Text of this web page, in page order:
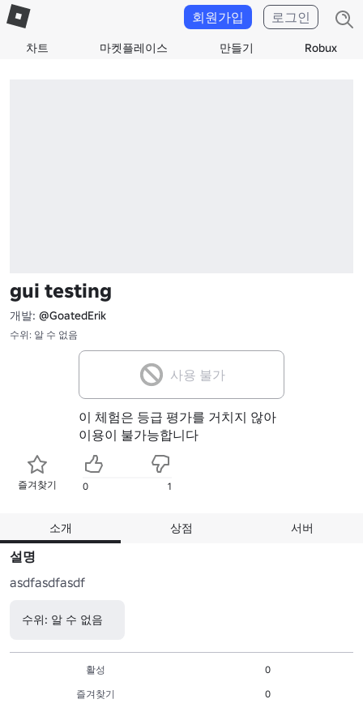
차트 마켓플레이스 만들기 Robux
회원가입 로그인
gui testing
개발: @GoatedErik
수위: 알 수 없음
사용 불가
이 체험은 등급 평가를 거치지 않아
이용이 불가능합니다
즐겨찾기 0 1
소개 상점 서버
설명
asdfasdfasdf
수위: 알 수 없음
활성
0
즐겨찾기
0